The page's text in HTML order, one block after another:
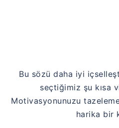
Bu sözü daha iyi
seçtiğimiz şu kısa
Motivasyonunuzu
harika bir